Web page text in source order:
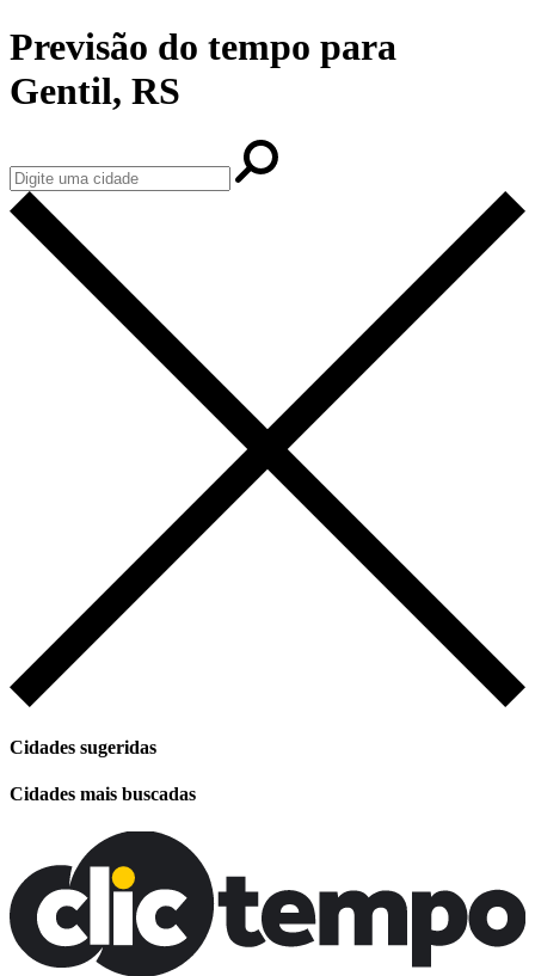
Previsão do tempo para
Gentil, RS
Cidades sugeridas
Cidades mais buscadas